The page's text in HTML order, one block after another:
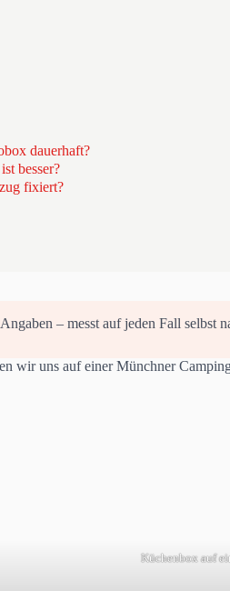
dauerhaft?
besser?
fixiert?
– messt auf jeden Fall selbst
wir uns auf einer Münchner
Küchenbox auf